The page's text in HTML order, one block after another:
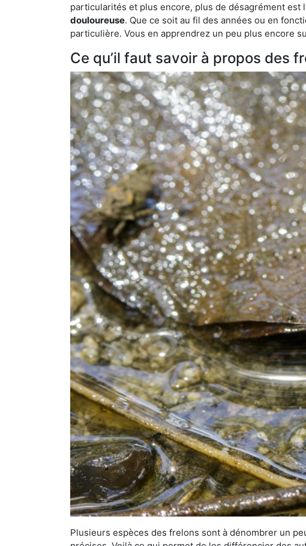
particularités et plus encore, plus de désagrément
douloureuse. Que ce soit au fil des années ou en
particulière. Vous en apprendrez un peu plus encore
Ce qu’il faut savoir à propos des
Plusieurs espèces des frelons sont à dénombrer un